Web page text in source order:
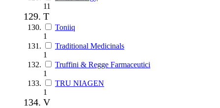
11
T
Toniiq
1
Traditional Medicinals
1
Truffini & Regge Farmaceutici
1
TRU NIAGEN
1
V